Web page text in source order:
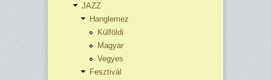
JAZZ
Hanglemez
Külföldi
Magyar
Vegyes
Fesztivál